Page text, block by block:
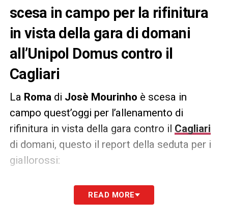
scesa in campo per la rifinitura
in vista della gara di domani
all’Unipol Domus contro il
Cagliari
La Romadi Josè Mourinho è scesa in
campo quest’oggi per l’allenamento di
rifinitura in vista della gara contro il Cagliari
di domani, questo il report della seduta per i
giallorossi:
«Nella giornta odierna la Roma si è ritrovata
al Centro Sportivo Fulvio Bernardini
READ MORE